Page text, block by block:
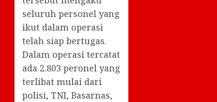
seluruh personel yang
ikut dalam operasi
telah siap bertugas.
Dalam operasi tercatat
ada 2.803 peronel yang
terlibat mulai dari
polisi, TNI, Basarnas,